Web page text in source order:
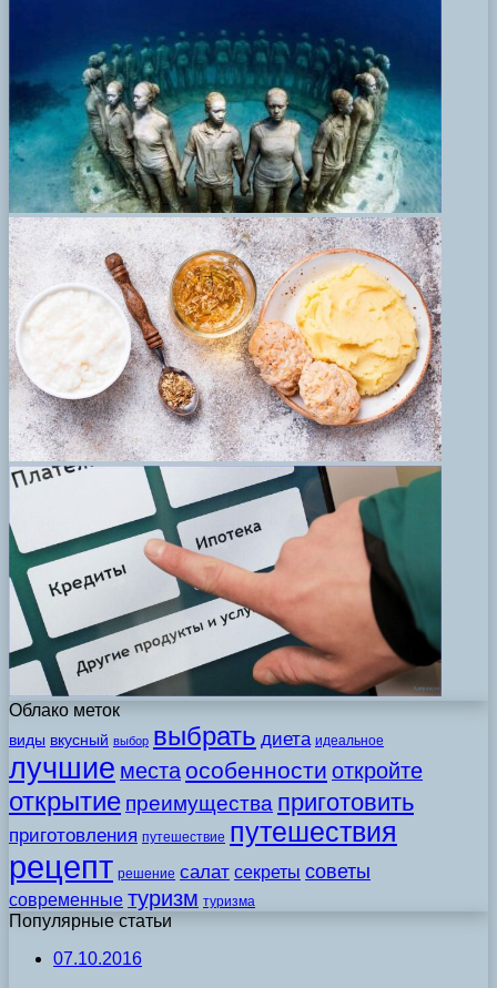
Облако меток
виды вкусный выбор выбрать диета идеальное
лучшие места особенности откройте
открытие преимущества приготовить
приготовления путешествие путешествия
рецепт решение салат секреты советы
современные туризм туризма
Популярные статьи
07.10.2016